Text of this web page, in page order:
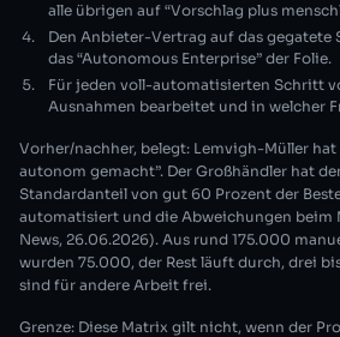
alle übrigen auf “Vorschlag plus
Den Anbieter-Vertrag auf das gegatete
das “Autonomous Enterprise” der Folie.
Für jeden voll-automatisierten Schritt
Ausnahmen bearbeitet und in welcher
Vorher/nachher, belegt: Lemvigh-Müller
autonom gemacht”. Der Großhändler hat
Standardanteil von gut 60 Prozent der
automatisiert und die Abweichungen beim
News, 26.06.2026). Aus rund 175.000
wurden 75.000, der Rest läuft durch, drei
sind für andere Arbeit frei.
Grenze: Diese Matrix gilt nicht, wenn der